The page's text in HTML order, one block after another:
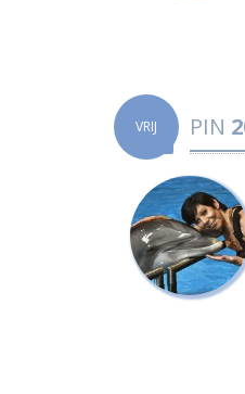
VRIJ PIN